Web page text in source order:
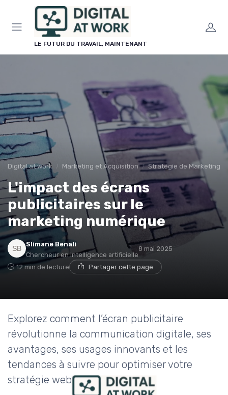
LE FUTUR DU TRAVAIL, MAINTENANT
Digital at work Marketing et Acquisition Stratégie de Marketing
L'impact des écrans
publicitaires sur le
marketing numérique
Slimane Benali
Chercheur en intelligence artificielle
8 mai 2025
12 min de lecture Partager cette page
Explorez comment l’écran publicitaire
révolutionne la communication digitale, ses
avantages, ses usages innovants et les
tendances à suivre pour optimiser votre
stratégie web.
Panneau de gestion des cookies